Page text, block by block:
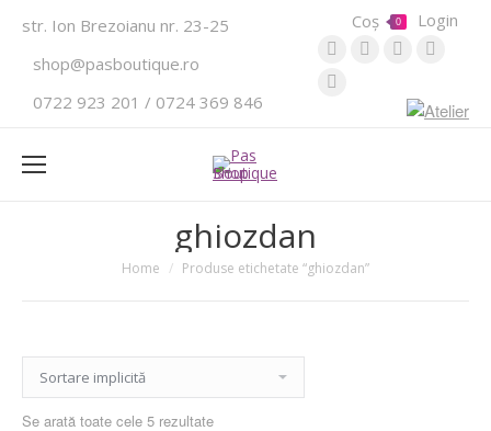
str. Ion Brezoianu nr. 23-25
shop@pasboutique.ro
0722 923 201 / 0724 369 846
Coș 0 Login
WebsiteInstagramPinterest
ghiozdan
Home Produse etichetate “ghiozdan”
Se arată toate cele 5 rezultate